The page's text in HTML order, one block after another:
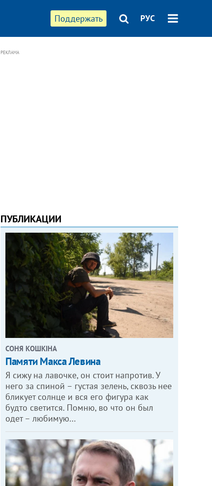
Поддержать РУС
РЕКЛАМА
ПУБЛИКАЦИИ
СОНЯ КОШКІНА
Памяти Макса Левина
Я сижу на лавочке, он стоит напротив. У
него за спиной – густая зелень, сквозь нее
бликует солнце и вся его фигура как
будто светится. Помню, во что он был
одет – любимую…